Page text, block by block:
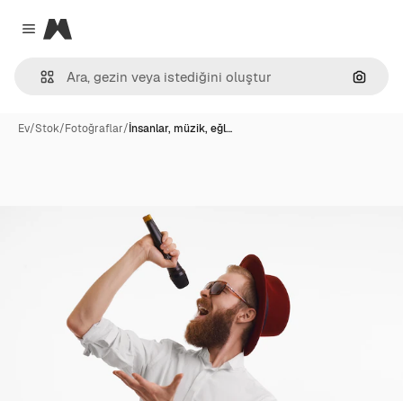
Close menu
Magnific
Ev/Stok/Fotoğraflar/İnsanlar, müzik, eğl…